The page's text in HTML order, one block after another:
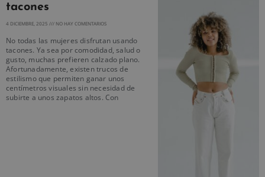
tacones
4 DICIEMBRE, 2025 NO HAY COMENTARIOS
No todas las mujeres disfrutan usando
tacones. Ya sea por comodidad, salud o
gusto, muchas prefieren calzado plano.
Afortunadamente, existen trucos de
estilismo que permiten ganar unos
centímetros visuales sin necesidad de
subirte a unos zapatos altos. Con